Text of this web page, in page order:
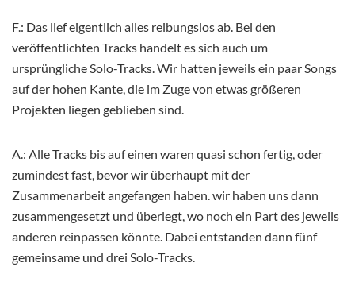
F.: Das lief eigentlich alles reibungslos ab. Bei den
veröffentlichten Tracks handelt es sich auch um
ursprüngliche Solo-Tracks. Wir hatten jeweils ein paar Songs
auf der hohen Kante, die im Zuge von etwas größeren
Projekten liegen geblieben sind.
A.: Alle Tracks bis auf einen waren quasi schon fertig, oder
zumindest fast, bevor wir überhaupt mit der
Zusammenarbeit angefangen haben. wir haben uns dann
zusammengesetzt und überlegt, wo noch ein Part des jeweils
anderen reinpassen könnte. Dabei entstanden dann fünf
gemeinsame und drei Solo-Tracks.